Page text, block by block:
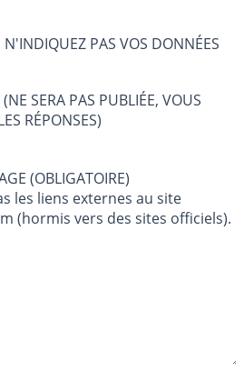
N'INDIQUEZ PAS VOS DONNÉES
SERA PAS PUBLIÉE, VOUS
RÉPONSES)
TEXTE DE VOTRE MESSAGE (OBLIGATOIRE)
les liens externes au site
(hormis vers des sites officiels).